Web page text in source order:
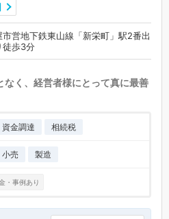
市営地下鉄東山線「新栄町」駅2番出
徒歩3分
なく、経営者様にとって真に最善
資金調達 相続税
小売 製造
・事例あり